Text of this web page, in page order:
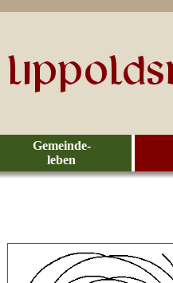
Gemeinde-
leben